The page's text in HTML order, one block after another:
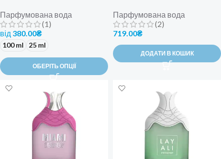
Парфумована вода
(1)
від 380.00₴
100 ml 25 ml
ОБЕРІТЬ ОПЦІЇ
Парфумована вода
(2)
719.00₴
ДОДАТИ В КОШИК